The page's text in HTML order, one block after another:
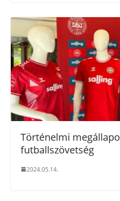
Történelmi
futballszövetség
2024.05.14.